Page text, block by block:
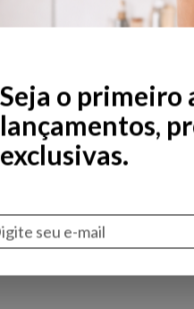
Seja o primeiro
lançamentos,